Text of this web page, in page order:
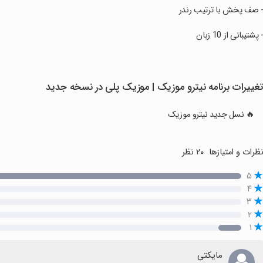
‏‏‏‏- صف پخش با ترتیب رندر
‏‏‏‏- پشتیبانی از 10 زبان
تغییرات برنامه ‏نیترو موزیک | موزیک پلی در نسخه جدید
🔥 نسل جدید نیترو موزیک
نظرات و امتیازها ۲۰ نظر
۵
۴
۳
۲
۱
مایکتی